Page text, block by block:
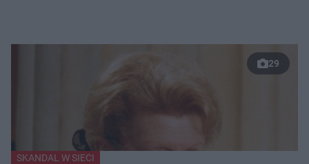
29
SKANDAL W SIECI